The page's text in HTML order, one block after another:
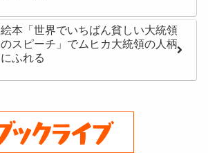
絵本「世界でいちばん貧しい大統領
のスピーチ」でムヒカ大統領の人柄
にふれる